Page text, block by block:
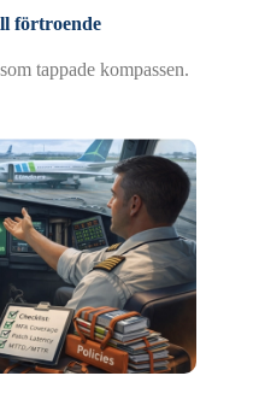
förtroende
tappade kompassen.